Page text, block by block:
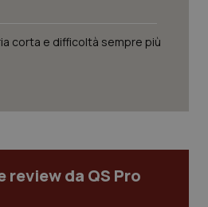
corta e difficoltà sempre più
review da QS Pro
a rendere fruibile il
funzionalità di base quali la
e l'accesso alle aree
YouTube